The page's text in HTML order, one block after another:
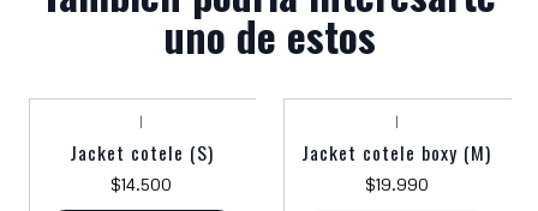
uno de estos
|
Jacket cotele (S)
$14.500
|
Jacket cotele boxy (M)
$19.990